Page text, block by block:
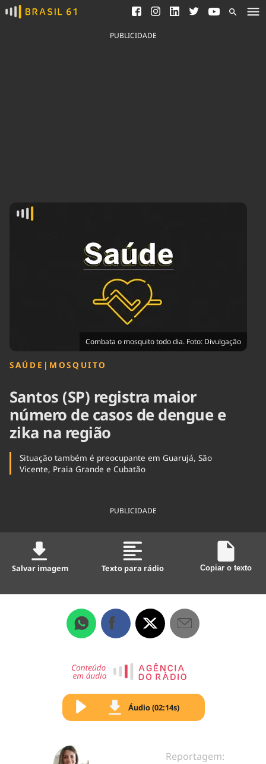
Ver todas as notícias
Saneamento
Indicadores
Agronegócios
Economia
Educação
Infraestrutura
Internacional
Política
Saúde
Tempo
PUBLICIDADE
Combata o mosquito todo dia. Foto: Divulgação
SAÚDE | MOSQUITO
Santos (SP) registra maior
número de casos de dengue e
zika na região
Situação também é preocupante em Guarujá, São
Vicente, Praia Grande e Cubatão
PUBLICIDADE
Salvar imagem Texto para rádio Copiar o texto
Áudio (02:14s)
Reportagem: